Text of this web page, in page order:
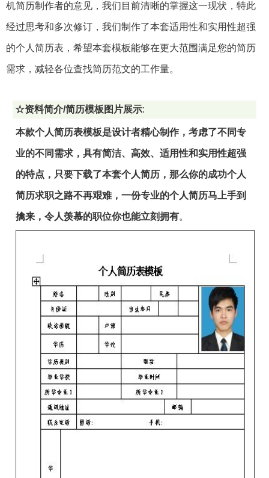
机简历制作者的意见，我们目前清晰的掌握这一现状，特此
经过思考和多次修订，我们制作了本套适用性和实用性超强
的个人简历表，希望本套模板能够在更大范围满足您的简历
需求，减轻各位查找简历范文的工作量。
☆资料简介/简历模板图片展示:
本款个人简历表模板是设计者精心制作，考虑了不同专
业的不同需求，具有简洁、高效、适用性和实用性超强
的特点，只要下载了本套个人简历，那么你的成功个人
简历求职之路不再艰难，一份专业的个人简历马上手到
擒来，令人羡慕的职位你也能立刻拥有。